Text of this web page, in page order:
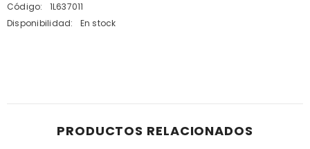
Código:
1L637011
Disponibilidad:
En stock
PRODUCTOS RELACIONADOS